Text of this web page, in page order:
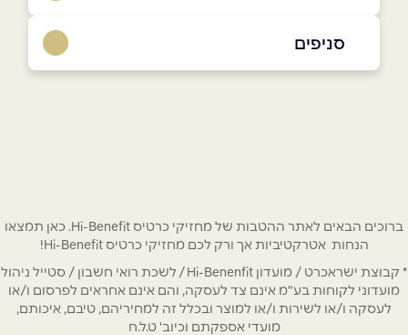
באתר בפייסבוק
טלפון*
אימייל *
סניפים
ברוכים הבאים לאתר ההטבות של מחזיקי כרטיס Hi-Benefit. כאן תמצאו
הנחות אטרקטיביות אך ורק לכם מחזיקי כרטיס Hi-Benefit!
* קבוצת ישראכרט / מועדון Hi-Benenfit / לשכת רואי חשבון / סטייל ניהול
מועדוני לקוחות בע"מ אינם צד לעסקה, והם אינם אחראים לפרסום ו/או
לעסקה ו/או לשירות ו/או למוצר ובכלל זה למחיריהם, טיבם, איכותם,
מועדי אספקתם וכיוב' ט.ל.ח